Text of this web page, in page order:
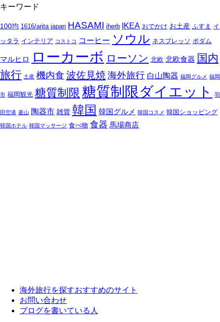
キーワード
100均 1616/arita japan HASAMI iherb IKEA おでかけ お土産 ふすま イ
ッタラ インテリア コストコ コーヒー ソウル ネスプレッソ ポダム
マルヒロ ローカーボ ローソン 北欧 北欧食器 国内
旅行 土産 機内食 波佐見焼 海外旅行 白山陶器 福岡グルメ 福岡
市 福岡観光 糖質制限 糖質制限ダイエット 羽
田空港 釜山 陶器市 雑貨 韓国 韓国グルメ 韓国コスメ 韓国ショッピング
韓国ホテル 韓国マッサージ 食べ物 食器 馬場商店
海外旅行を探すおすすめのサイト
お問い合わせ
ブログを書いている人